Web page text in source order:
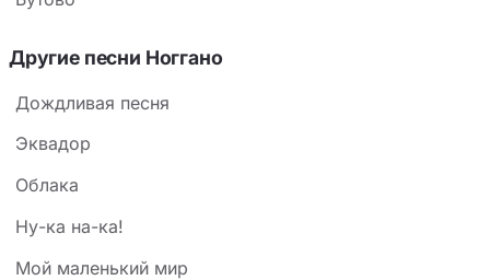
Другие песни Ноггано
Дождливая песня
Эквадор
Облака
Ну-ка на-ка!
Мой маленький мир